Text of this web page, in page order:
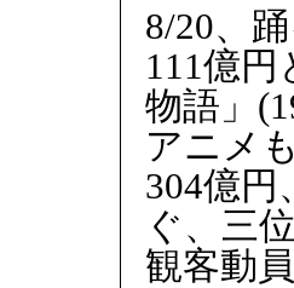
8/20、
111億
物語」
アニメ
304億円
ぐ、三
観客動